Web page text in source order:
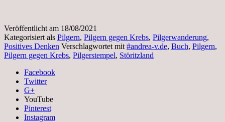
Veröffentlicht am 18/08/2021
Kategorisiert als Pilgern, Pilgern gegen Krebs, Pilgerwanderung,
Positives Denken Verschlagwortet mit #andrea-v.de, Buch, Pilgern,
Pilgern gegen Krebs, Pilgerstempel, Störitzland
Facebook
Twitter
G+
YouTube
Pinterest
Instagram